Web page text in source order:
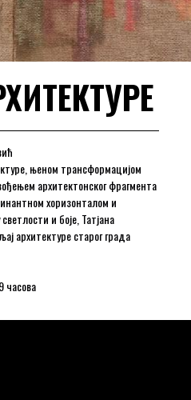
њеном трансформацијом
архитектонског фрагмента
хоризонталом и
и боје, Татјана
архитектуре старог града
часова